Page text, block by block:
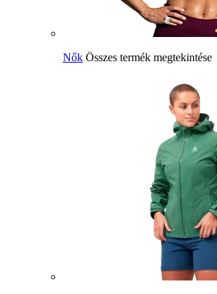
Nők Összes termék megtekintése